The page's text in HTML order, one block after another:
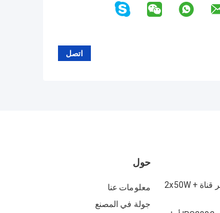
حول
معلومات عنا
جولة في المصنع
TPA3116D2 2.1 لوحة مكبر قناة 2x50W +